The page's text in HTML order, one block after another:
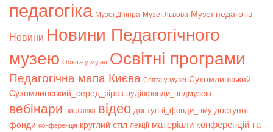
педагогіка Музеї Дніпра Музеї Львова Музеї педагогів
Новини Новини Педагогічного
музею Освіта у музеї Освітні програми
Педагогічна мапа Києва Свята у музеї Сухомлинський
Сухомлинський_серед_зірок аудіофонди_педмузею
вебінари виставка відео доступні_фонди_пму доступні
фонди конференція круглий стіл лекції матеріали конференцій та